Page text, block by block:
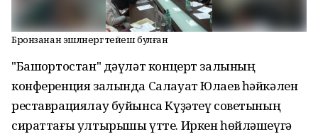
Бронзанан эшләнергә тейеш булған
"Башҡортостан" дәүләт концерт залының
конференция залында Салауат Юлаев һәйкәлен
реставрациялау буйынса Күҙәтеү советының
сираттағы ултырышы үтте. Иркен һөйләшеүгә